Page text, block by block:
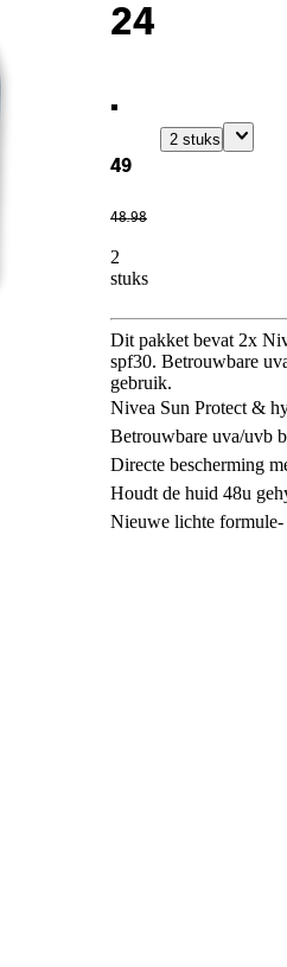
24
.
49
48.98
2
stuks
2 stuks
Dit pakket bevat 2x
spf30. Betrouwbare
gebruik.
Nivea Sun Protect &
Betrouwbare uva/uvb
Directe bescherming
Houdt de huid 48u
Nieuwe lichte formule-